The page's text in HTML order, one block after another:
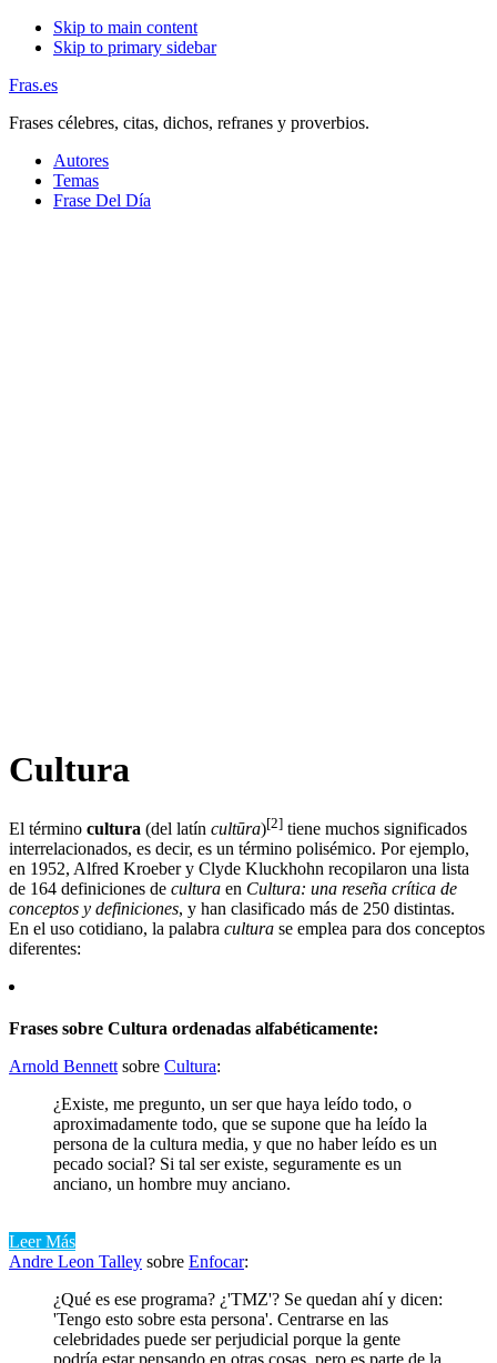
Skip to main content
Skip to primary sidebar
Fras.es
Frases célebres, citas, dichos, refranes y proverbios.
Autores
Temas
Frase Del Día
Cultura
El término cultura (del latín cultūra)​[2] ​ tiene muchos significados
interrelacionados, es decir, es un término polisémico. Por ejemplo,
en 1952, Alfred Kroeber y Clyde Kluckhohn recopilaron una lista
de 164 definiciones de cultura en Cultura: una reseña crítica de
conceptos y definiciones, y han clasificado más de 250 distintas.​
En el uso cotidiano, la palabra cultura se emplea para dos conceptos
diferentes:
Frases sobre Cultura ordenadas alfabéticamente:
Arnold Bennett sobre Cultura:
¿Existe, me pregunto, un ser que haya leído todo, o
aproximadamente todo, que se supone que ha leído la
persona de la cultura media, y que no haber leído es un
pecado social? Si tal ser existe, seguramente es un
anciano, un hombre muy anciano.
Leer Más
Andre Leon Talley sobre Enfocar:
¿Qué es ese programa? ¿'TMZ'? Se quedan ahí y dicen:
'Tengo esto sobre esta persona'. Centrarse en las
celebridades puede ser perjudicial porque la gente